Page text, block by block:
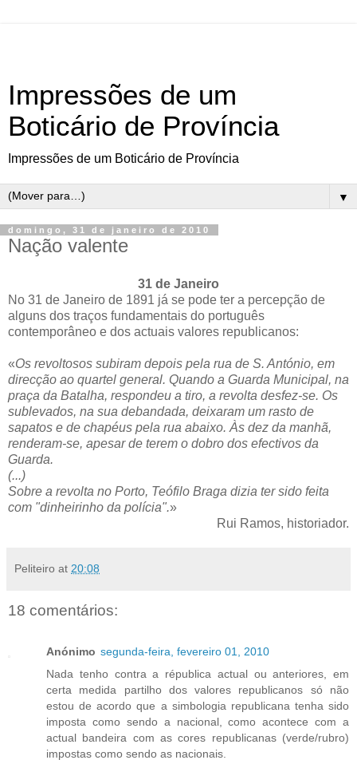
Impressões de um
Boticário de Província
Impressões de um Boticário de Província
▼
domingo, 31 de janeiro de 2010
Nação valente
31 de Janeiro
No 31 de Janeiro de 1891 já se pode ter a percepção de
alguns dos traços fundamentais do português
contemporâneo e dos actuais valores republicanos:
«Os revoltosos subiram depois pela rua de S. António, em
direcção ao quartel general. Quando a Guarda Municipal, na
praça da Batalha, respondeu a tiro, a revolta desfez-se. Os
sublevados, na sua debandada, deixaram um rasto de
sapatos e de chapéus pela rua abaixo. Às dez da manhã,
renderam-se, apesar de terem o dobro dos efectivos da
Guarda.
(...)
Sobre a revolta no Porto, Teófilo Braga dizia ter sido feita
com "dinheirinho da polícia".»
Rui Ramos, historiador.
Peliteiro at 20:08
18 comentários:
Anónimo segunda-feira, fevereiro 01, 2010
Nada tenho contra a républica actual ou anteriores, em
certa medida partilho dos valores republicanos só não
estou de acordo que a simbologia republicana tenha sido
imposta como sendo a nacional, como acontece com a
actual bandeira com as cores republicanas (verde/rubro)
impostas como sendo as nacionais.